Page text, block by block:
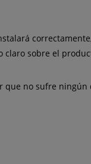
claro sobre el
no sufre